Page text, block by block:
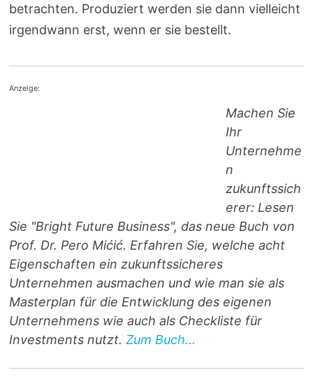
betrachten. Produziert werden sie dann vielleicht
irgendwann erst, wenn er sie bestellt.
Anzeige:
Machen Sie
Ihr
Unternehme
n
zukunftssich
erer: Lesen
Sie "Bright Future Business", das neue Buch von
Prof. Dr. Pero Mićić. Erfahren Sie, welche acht
Eigenschaften ein zukunftssicheres
Unternehmen ausmachen und wie man sie als
Masterplan für die Entwicklung des eigenen
Unternehmens wie auch als Checkliste für
Investments nutzt.Zum Buch...